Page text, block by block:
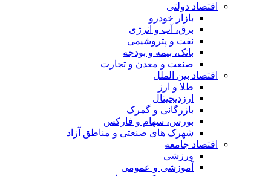
اقتصاد دولتی
بازار خودرو
برق، آب و انرژی
نفت و پتروشیمی
بانک، بیمه و بودجه
صنعت و معدن و تجارت
اقتصاد بین الملل
طلا و ارز
ارزدیجیتال
بازرگانی و گمرک
بورس، سهام و فارکس
شهرک های صنعتی و مناطق آزاد
اقتصاد جامعه
ورزشی
آموزشی و عمومی